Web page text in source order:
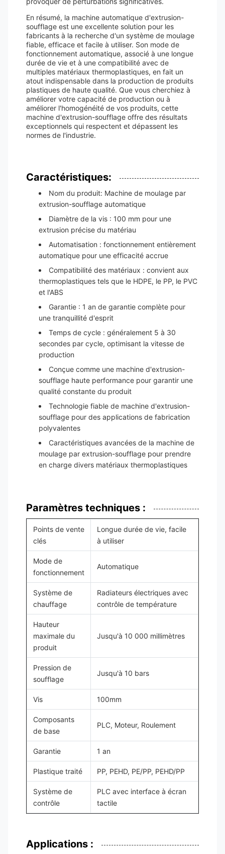
En résumé, la machine automatique d'extrusion-
soufflage est une excellente solution pour les
fabricants à la recherche d'un système de moulage
fiable, efficace et facile à utiliser. Son mode de
fonctionnement automatique, associé à une longue
durée de vie et à une compatibilité avec de
multiples matériaux thermoplastiques, en fait un
atout indispensable dans la production de produits
plastiques de haute qualité. Que vous cherchiez à
améliorer votre capacité de production ou à
améliorer l'homogénéité de vos produits, cette
machine d'extrusion-soufflage offre des résultats
exceptionnels qui respectent et dépassent les
normes de l'industrie.
Caractéristiques:
Nom du produit: Machine de moulage par
extrusion-soufflage automatique
Diamètre de la vis : 100 mm pour une
extrusion précise du matériau
Automatisation : fonctionnement entièrement
automatique pour une efficacité accrue
Compatibilité des matériaux : convient aux
thermoplastiques tels que le HDPE, le PP, le PVC
et l'ABS
Garantie : 1 an de garantie complète pour
une tranquillité d'esprit
Temps de cycle : généralement 5 à 30
secondes par cycle, optimisant la vitesse de
production
Conçue comme une machine d'extrusion-
soufflage haute performance pour garantir une
qualité constante du produit
Technologie fiable de machine d'extrusion-
soufflage pour des applications de fabrication
polyvalentes
Caractéristiques avancées de la machine de
moulage par extrusion-soufflage pour prendre
en charge divers matériaux thermoplastiques
Paramètres techniques :
Points de vente
clés
Longue durée de vie, facile
à utiliser
Mode de
fonctionnement
Automatique
Système de
chauffage
Radiateurs électriques avec
contrôle de température
Hauteur
maximale du
produit
Jusqu'à 10 000 millimètres
Pression de
soufflage
Jusqu'à 10 bars
Vis 100mm
Composants
de base
PLC, Moteur, Roulement
Garantie 1 an
Plastique traité PP, PEHD, PE/PP, PEHD/PP
Système de
contrôle
PLC avec interface à écran
tactile
Applications :